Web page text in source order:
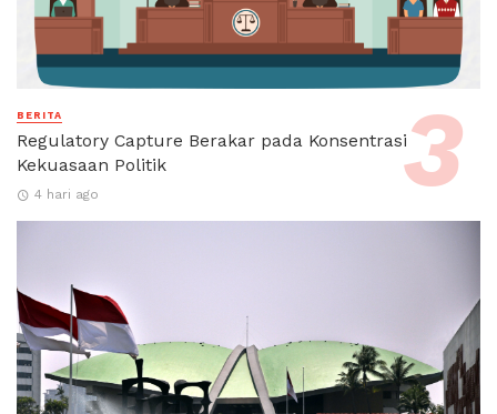
BERITA
Regulatory Capture Berakar pada Konsentrasi
Kekuasaan Politik
4 hari ago